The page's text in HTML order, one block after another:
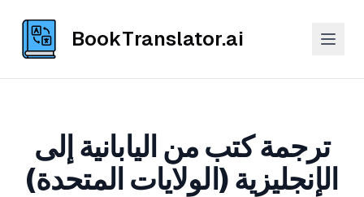
BookTranslator.ai
ترجمة كتب من اليابانية إلى
الإنجليزية (الولايات المتحدة)